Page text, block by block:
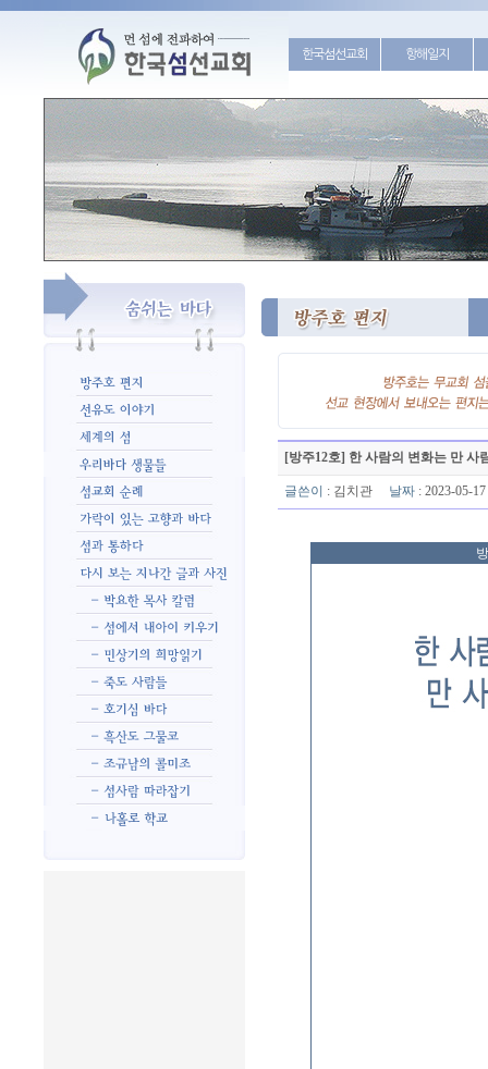
한국섬선교회 항해일지
[방주12호] 한 사람의 변화는 만 사
글쓴이 : 김치관 날짜 : 2023-05-